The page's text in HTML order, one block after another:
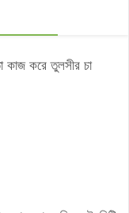
কাজ করে তুলসীর চা